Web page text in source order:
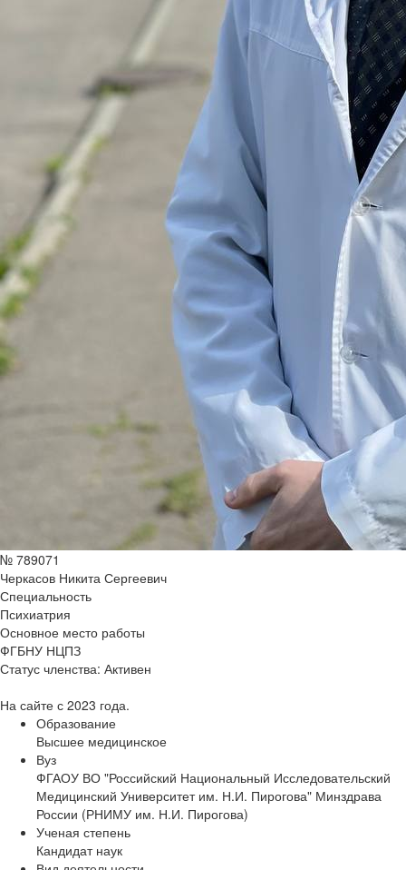
№ 789071
Черкасов Никита Сергеевич
Специальность
Психиатрия
Основное место работы
ФГБНУ НЦПЗ
Статус членства: Активен
На сайте с 2023 года.
Образование
Высшее медицинское
Вуз
ФГАОУ ВО "Российский Национальный Исследовательский
Медицинский Университет им. Н.И. Пирогова" Минздрава
России (РНИМУ им. Н.И. Пирогова)
Ученая степень
Кандидат наук